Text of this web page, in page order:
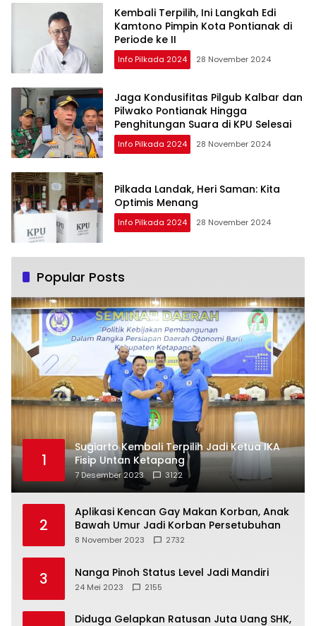
Kembali Terpilih, Ini Langkah Edi
Kamtono Pimpin Kota Pontianak di
Periode ke II
Info Pilkada 2024 28 November 2024
Jaga Kondusifitas Pilgub Kalbar dan
Pilwako Pontianak Hingga
Penghitungan Suara di KPU Selesai
Info Pilkada 2024 28 November 2024
Pilkada Landak, Heri Saman: Kita
Optimis Menang
Info Pilkada 2024 28 November 2024
Popular Posts
1
Sugiarto Kembali Terpilih Jadi Ketua IKA
Fisip Untan Ketapang
7 Desember 2023 3122
2
Aplikasi Kencan Gay Makan Korban, Anak
Bawah Umur Jadi Korban Persetubuhan
8 November 2023 2732
3 Nanga Pinoh Status Level Jadi Mandiri
24 Mei 2023 2155
Diduga Gelapkan Ratusan Juta Uang SHK,